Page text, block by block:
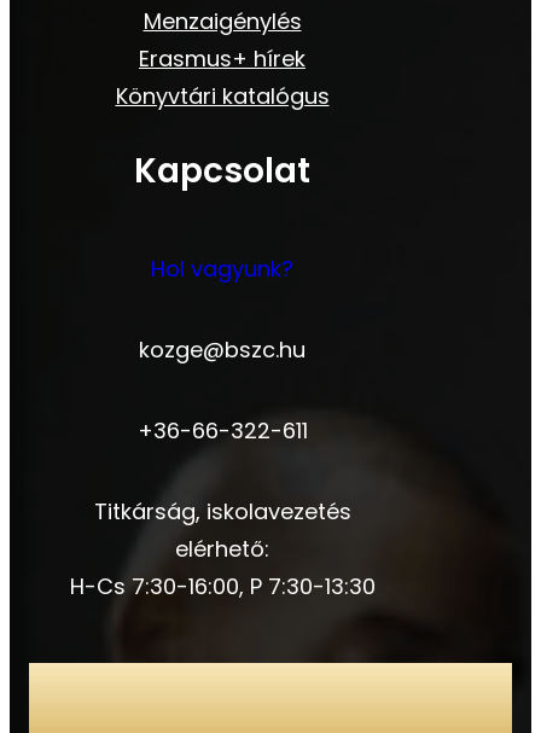
Menzaigénylés
Erasmus+ hírek
Könyvtári katalógus
Kapcsolat
Hol vagyunk?
kozge@bszc.hu
+36-66-322-611
Titkárság, iskolavezetés
elérhető:
H-Cs 7:30-16:00, P 7:30-13:30